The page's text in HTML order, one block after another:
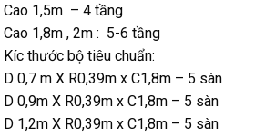
Cao 1,5m – 4 tầng
Cao 1,8m , 2m : 5-6 tầng
Kíc thước bộ tiêu chuẩn:
D 0,7 m X R0,39m x C1,8m – 5 sàn
D 0,9m X R0,39m x C1,8m – 5 sàn
D 1,2m X R0,39m x C1,8m – 5 sàn